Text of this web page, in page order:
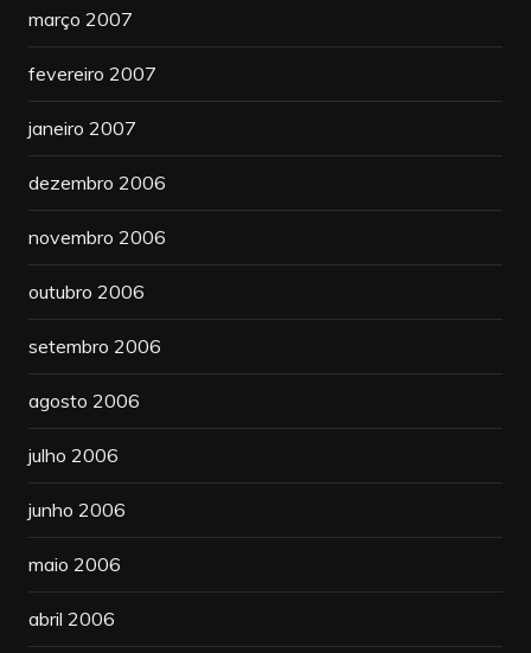
março 2007
fevereiro 2007
janeiro 2007
dezembro 2006
novembro 2006
outubro 2006
setembro 2006
agosto 2006
julho 2006
junho 2006
maio 2006
abril 2006